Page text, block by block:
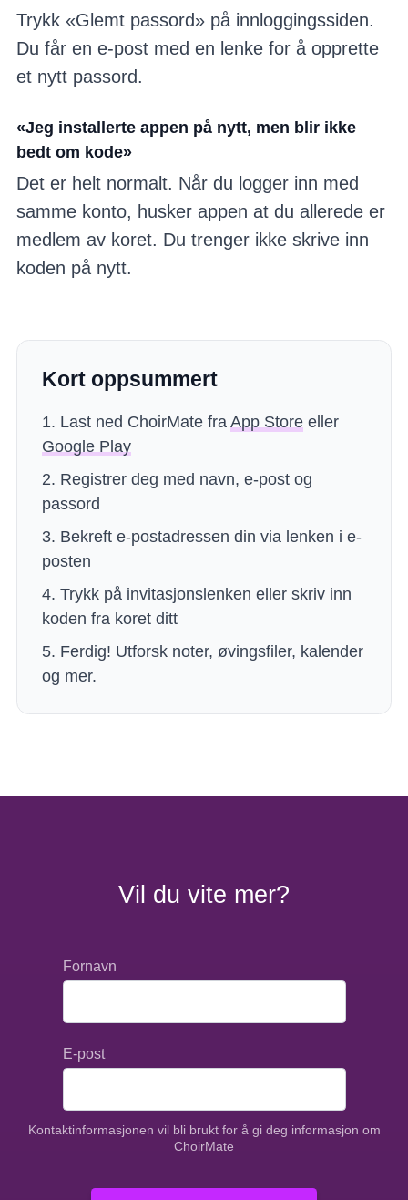
Trykk «Glemt passord» på innloggingssiden.
Du får en e-post med en lenke for å opprette
et nytt passord.
«Jeg installerte appen på nytt, men blir ikke
bedt om kode»
Det er helt normalt. Når du logger inn med
samme konto, husker appen at du allerede er
medlem av koret. Du trenger ikke skrive inn
koden på nytt.
Kort oppsummert
Last ned ChoirMate fra App Store eller
Google Play
Registrer deg med navn, e-post og
passord
Bekreft e-postadressen din via lenken i e-
posten
Trykk på invitasjonslenken eller skriv inn
koden fra koret ditt
Ferdig! Utforsk noter, øvingsfiler, kalender
og mer.
Vil du vite mer?
Fornavn
E-post
Kontaktinformasjonen vil bli brukt for å gi deg informasjon om
ChoirMate